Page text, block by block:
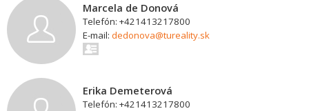
Marcela de Donová
Telefón: +421413217800
E-mail: dedonova@tureality.sk
Erika Demeterová
Telefón: +421413217800